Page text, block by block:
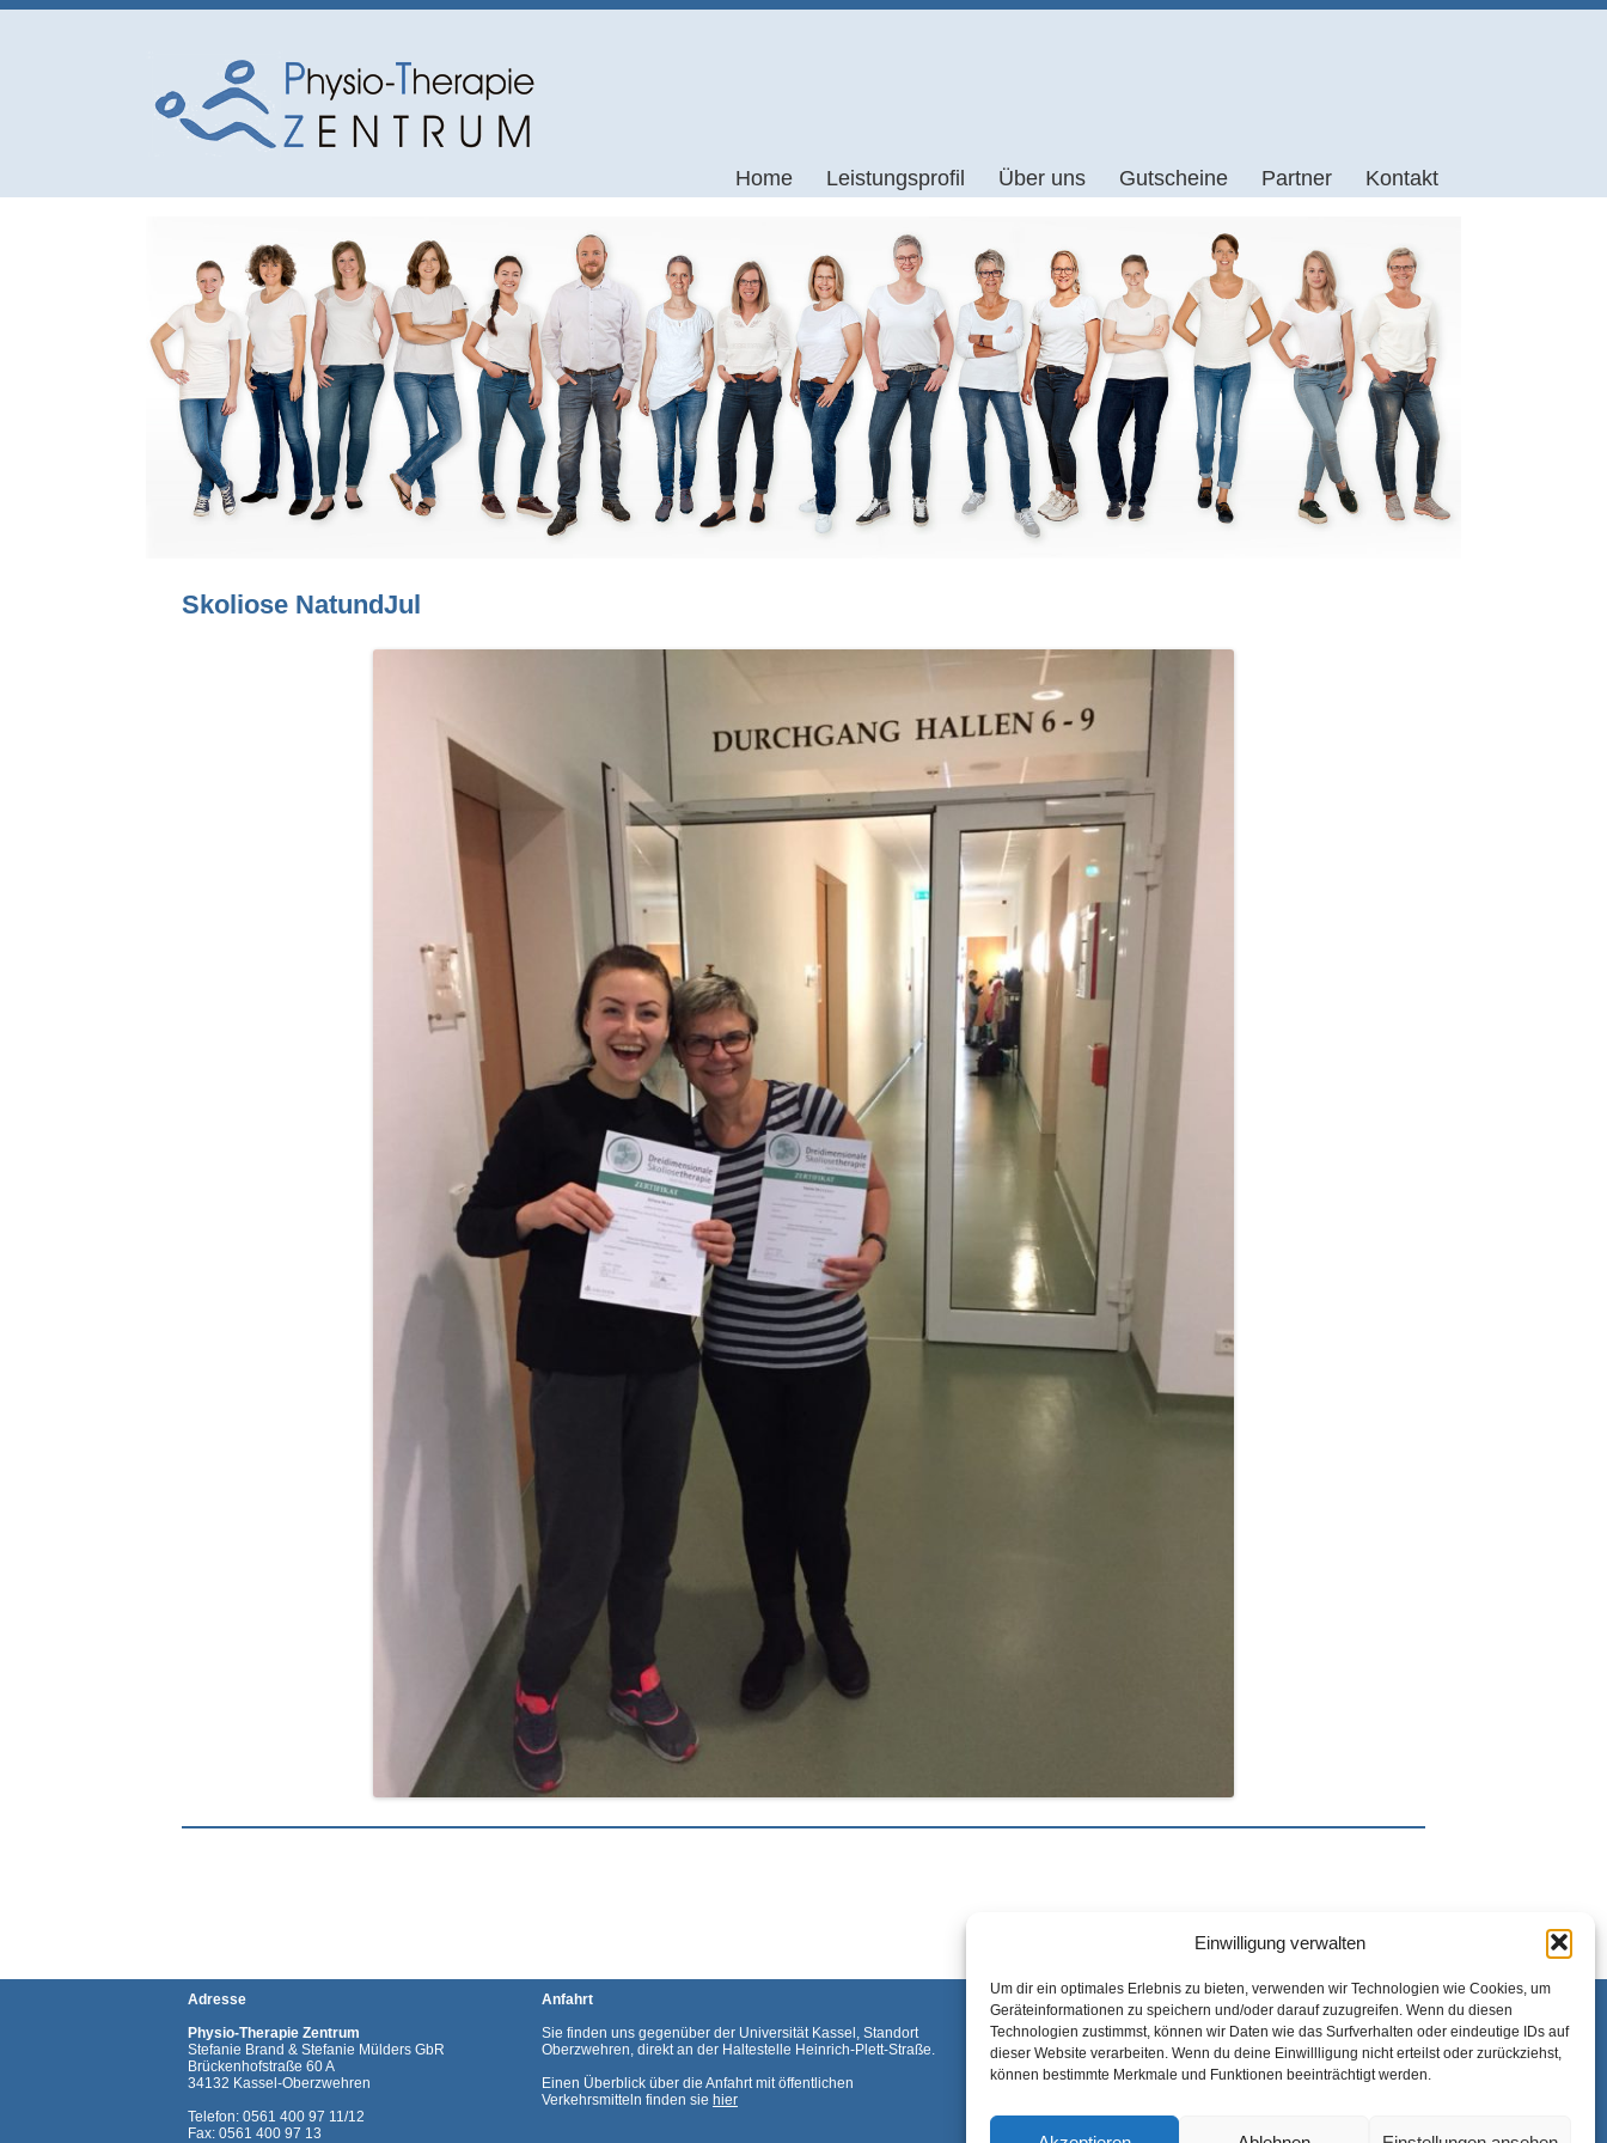
Einwilligung verwalten
Um dir ein optimales Erlebnis zu bieten, verwenden wir Technologien wie Cookies, um
Geräteinformationen zu speichern und/oder darauf zuzugreifen. Wenn du diesen
Technologien zustimmst, können wir Daten wie das Surfverhalten oder eindeutige IDs auf
dieser Website verarbeiten. Wenn du deine Einwillligung nicht erteilst oder zurückziehst,
können bestimmte Merkmale und Funktionen beeinträchtigt werden.
Zum
Inhalt
springen
Home Leistungsprofil
Skoliosebehandlung nach Schroth
Vojta
Lymphdrainage
Brügger-Therapie
Craniomandibuläre Dysfunktionen
Dorn-Breuss-Therapie
Eis- und Wärmebehandlung
Elektrotherapie/Ultraschall
Gruppentherapien
Rehasport
Säuglings- / Kindertherapie
Schlingentisch – Therapie
Über uns Gutscheine Partner Kontakt
Skoliose NatundJul
Adresse
Physio-Therapie Zentrum
Stefanie Brand & Stefanie Mülders GbR
Brückenhofstraße 60 A
34132 Kassel-Oberzwehren
Telefon: 0561 400 97 11/12
Fax: 0561 400 97 13
Anfahrt
Sie finden uns gegenüber der Universität Kassel, Standort
Oberzwehren, direkt an der Haltestelle Heinrich-Plett-Straße.
Einen Überblick über die Anfahrt mit öffentlichen
Verkehrsmitteln finden sie hier